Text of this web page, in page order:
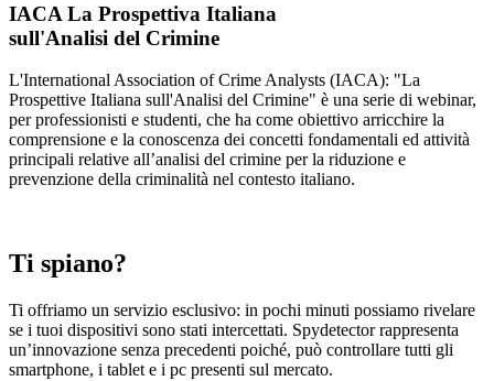
IACA La Prospettiva Italiana
sull'Analisi del Crimine
L'International Association of Crime Analysts (IACA): "La
Prospettive Italiana sull'Analisi del Crimine" è una serie di webinar,
per professionisti e studenti, che ha come obiettivo arricchire la
comprensione e la conoscenza dei concetti fondamentali ed attività
principali relative all’analisi del crimine per la riduzione e
prevenzione della criminalità nel contesto italiano.
Ti spiano?
Ti offriamo un servizio esclusivo: in pochi minuti possiamo rivelare
se i tuoi dispositivi sono stati intercettati. Spydetector rappresenta
un’innovazione senza precedenti poiché, può controllare tutti gli
smartphone, i tablet e i pc presenti sul mercato.